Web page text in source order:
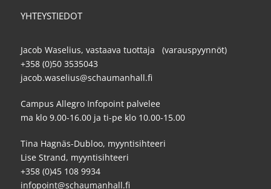
YHTEYSTIEDOT
Jacob Waselius, vastaava tuottaja (varauspyynnöt)
+358 (0)50 3535043
jacob.waselius@schaumanhall.fi
Campus Allegro Infopoint palvelee
ma klo 9.00-16.00 ja ti-pe klo 10.00-15.00
Tina Hagnäs-Dubloo, myyntisihteeri
Lise Strand, myyntisihteeri
+358 (0)45 108 9934
infopoint@schaumanhall.fi